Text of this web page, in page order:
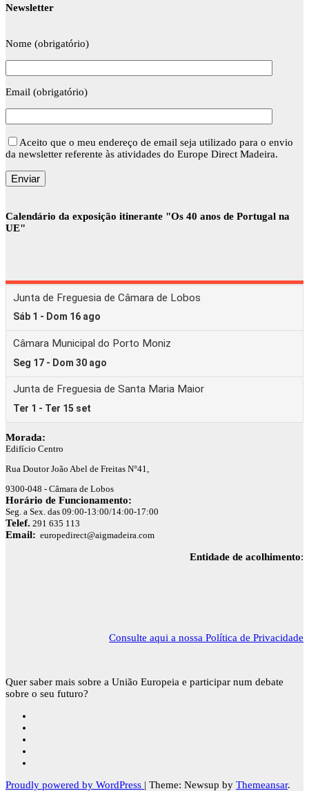
Newsletter
Nome (obrigatório)
Email (obrigatório)
Aceito que o meu endereço de email seja utilizado para o envio
da newsletter referente às atividades do Europe Direct Madeira.
Calendário da exposição itinerante "Os 40 anos de Portugal na
UE"
Morada:
Edifício Centro
Rua Doutor João Abel de Freitas N°41,
9300-048 - Câmara de Lobos
Horário de Funcionamento:
Seg. a Sex. das 09:00-13:00/14:00-17:00
Telef. 291 635 113
Email: europedirect@aigmadeira.com
Entidade de acolhimento:
Consulte aqui a nossa Política de Privacidade
Quer saber mais sobre a União Europeia e participar num debate
sobre o seu futuro?
Proudly powered by WordPress | Theme: Newsup by Themeansar.